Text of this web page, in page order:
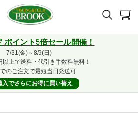
ポイント5倍セール開催！
7/31(金)～8/9(日)
以上で送料・代引き手数料無料！
のご注文で最短当日発送可
入でさらにお得に買い替え